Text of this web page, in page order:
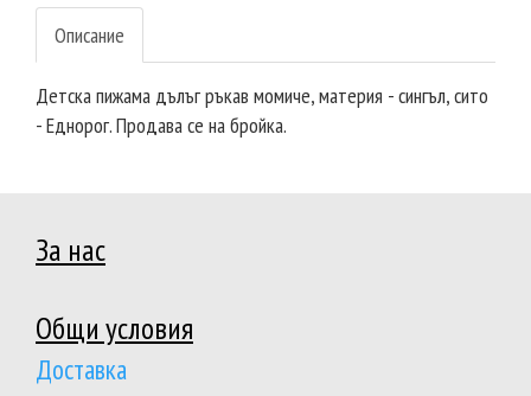
Описание
Детска пижама дълъг ръкав момиче, материя - сингъл, сито
- Еднорог. Продава се на бройка.
За нас
Общи условия
Доставка